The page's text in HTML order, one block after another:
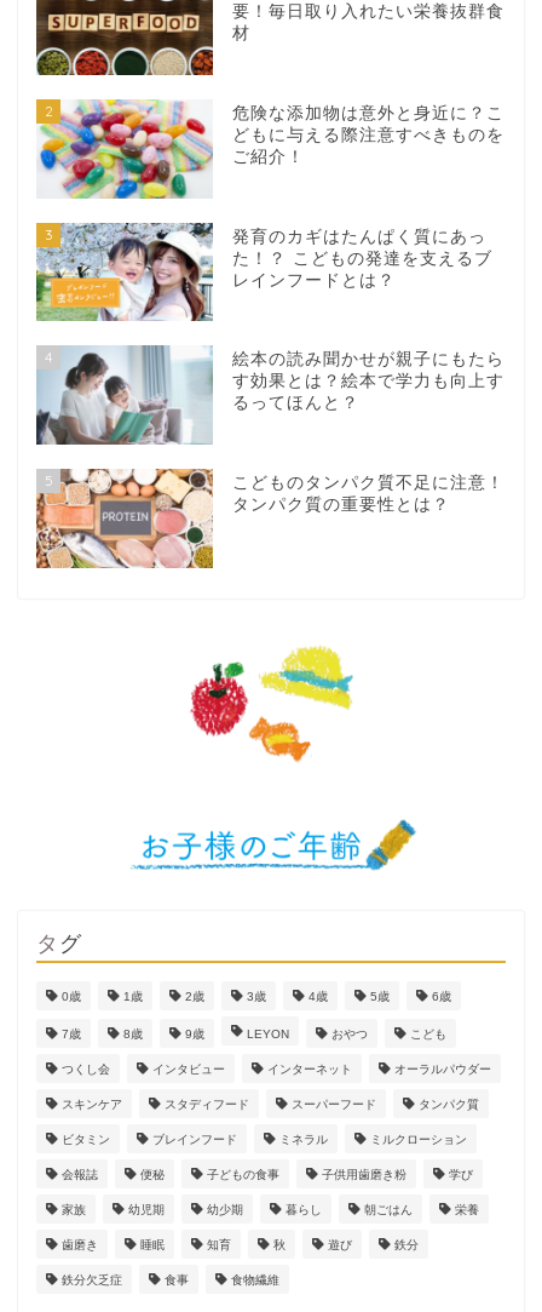
要！毎日取り入れたい栄養抜群食
材
2
危険な添加物は意外と身近に？こ
どもに与える際注意すべきものを
ご紹介！
3
発育のカギはたんぱく質にあっ
た！？ こどもの発達を支えるブ
レインフードとは？
4
絵本の読み聞かせが親子にもたら
す効果とは？絵本で学力も向上す
るってほんと？
5
こどものタンパク質不足に注意！
タンパク質の重要性とは？
タグ
0歳 1歳 2歳 3歳 4歳 5歳 6歳
7歳 8歳 9歳 LEYON おやつ こども
つくし会 インタビュー インターネット オーラルパウダー
スキンケア スタディフード スーパーフード タンパク質
ビタミン ブレインフード ミネラル ミルクローション
会報誌 便秘 子どもの食事 子供用歯磨き粉 学び
家族 幼児期 幼少期 暮らし 朝ごはん 栄養
歯磨き 睡眠 知育 秋 遊び 鉄分
鉄分欠乏症 食事 食物繊維